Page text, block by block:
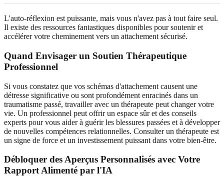
L'auto-réflexion est puissante, mais vous n'avez pas à tout faire seul.
Il existe des ressources fantastiques disponibles pour soutenir et
accélérer votre cheminement vers un attachement sécurisé.
Quand Envisager un Soutien Thérapeutique
Professionnel
Si vous constatez que vos schémas d'attachement causent une
détresse significative ou sont profondément enracinés dans un
traumatisme passé, travailler avec un thérapeute peut changer votre
vie. Un professionnel peut offrir un espace sûr et des conseils
experts pour vous aider à guérir les blessures passées et à développer
de nouvelles compétences relationnelles. Consulter un thérapeute est
un signe de force et un investissement puissant dans votre bien-être.
Débloquer des Aperçus Personnalisés avec Votre
Rapport Alimenté par l'IA